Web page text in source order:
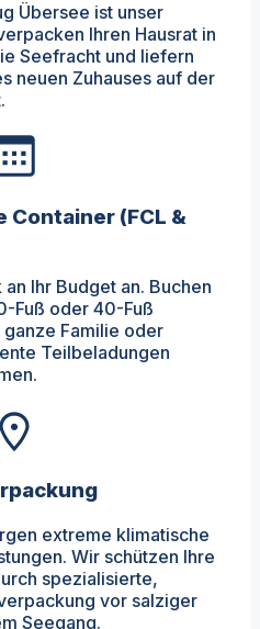
Übersee ist unser
Ihren Hausrat in
Seefracht und liefern
neuen Zuhauses auf der
(FCL &
Ihr Budget an. Buchen
Fuß oder 40-Fuß
Familie oder
Teilbeladungen
extreme klimatische
Wir schützen Ihre
spezialisierte,
vor salziger
Seegang.